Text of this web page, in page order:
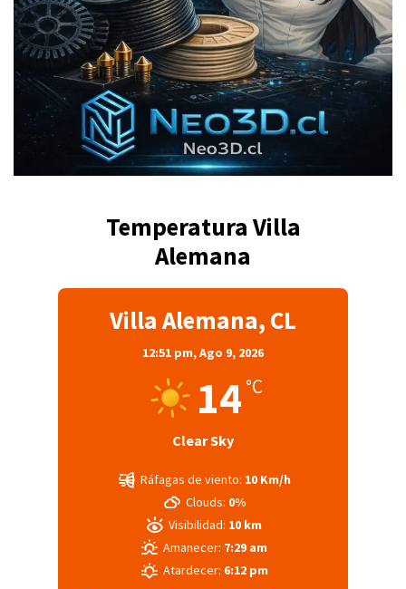
Temperatura Villa
Alemana
Villa Alemana, CL
12:51 pm,Ago 9, 2026
14 °C
Clear Sky
Ráfagas de viento: 10 Km/h
Clouds: 0%
Visibilidad: 10 km
Amanecer: 7:29 am
Atardecer: 6:12 pm